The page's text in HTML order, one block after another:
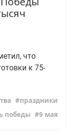
что
к 75-
праздники
победы
9 мая